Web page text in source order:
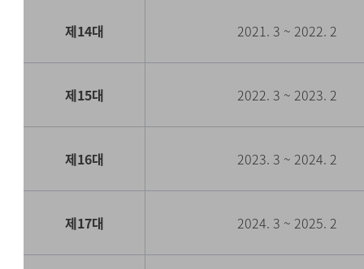
제14대 2021. 3 ~ 2022. 2
제15대 2022. 3 ~ 2023. 2
제16대 2023. 3 ~ 2024. 2
제17대 2024. 3 ~ 2025. 2